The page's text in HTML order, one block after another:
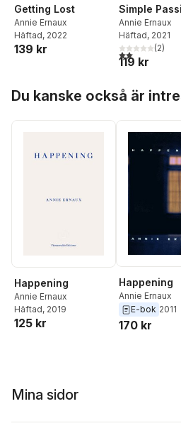
Getting Lost
Annie Ernaux
Häftad, 2022
139 kr
Simple
Annie Ernaux
Häftad, 2021
2,0utav 5(2)
119 kr
Du kanske också är
Happening
Annie Ernaux
Häftad, 2019
125 kr
Happening
Annie Ernaux
E-bok 2011
170 kr
Mina sidor